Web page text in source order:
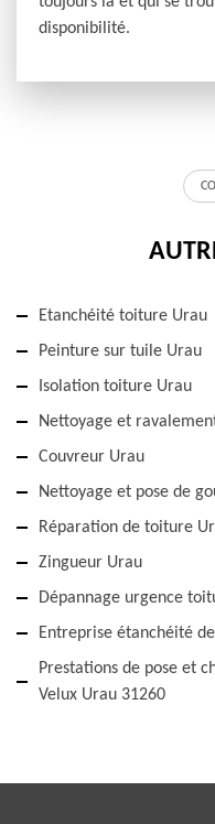
disponibilité.
Etanchéité toiture Urau
Peinture sur tuile Urau
Isolation toiture Urau
Nettoyage et
Couvreur Urau
Nettoyage et pose de
Réparation de toiture
Zingueur Urau
Dépannage urgence
Entreprise étanchéité
Prestations de pose et
Velux Urau 31260